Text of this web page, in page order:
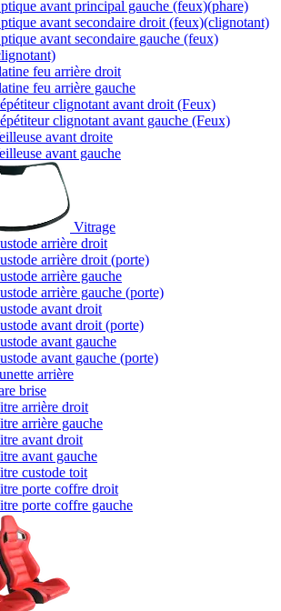
avant principal gauche (feux)(phare)
avant secondaire droit (feux)(clignotant)
avant secondaire gauche (feux)
feu arrière droit
feu arrière gauche
clignotant avant droit (Feux)
clignotant avant gauche (Feux)
avant droite
avant gauche
Vitrage
arrière droit
arrière droit (porte)
arrière gauche
arrière gauche (porte)
avant droit
avant droit (porte)
avant gauche
avant gauche (porte)
arrière
brise
arrière droit
arrière gauche
avant droit
avant gauche
custode toit
porte coffre droit
porte coffre gauche